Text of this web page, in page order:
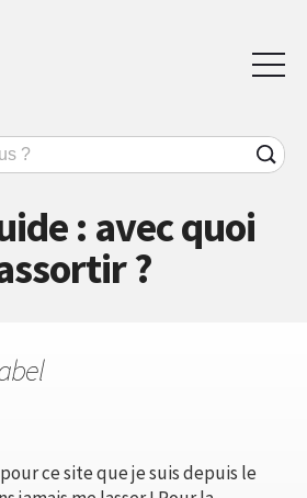
: avec quoi
?
ce site que je suis depuis le